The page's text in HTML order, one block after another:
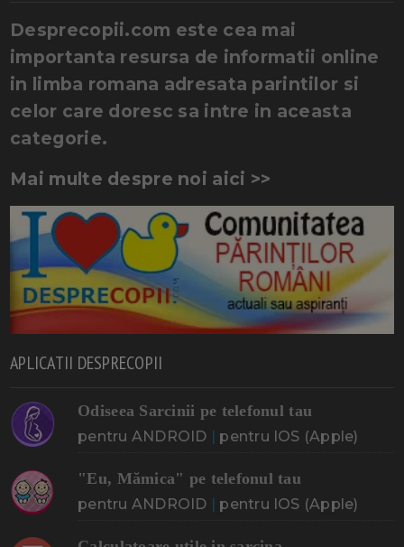
Desprecopii.com este cea mai
importanta resursa de informatii online
in limba romana adresata parintilor si
celor care doresc sa intre in aceasta
categorie.
Mai multe despre noi aici >>
APLICATII DESPRECOPII
Odiseea Sarcinii pe telefonul tau
pentru ANDROID | pentru IOS (Apple)
"Eu, Mămica" pe telefonul tau
pentru ANDROID | pentru IOS (Apple)